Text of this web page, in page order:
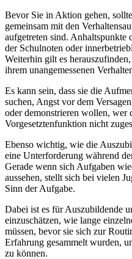
Bevor Sie in Aktion gehen,
gemeinsam mit den
aufgetreten sind.
der Schulnoten oder
Weiterhin gilt es
ihrem unangemessenen
Es kann sein, dass sie die
suchen, Angst vor dem
oder demonstrieren wollen, wer
Vorgesetztenfunktion nicht
Ebenso wichtig, wie die
eine Unterforderung während
Gerade wenn sich Aufgaben
aussehen, stellt sich bei vielen
Sinn der Aufgabe.
Dabei ist es für Auszubildende
einzuschätzen, wie lange
müssen, bevor sie sich zur
Erfahrung gesammelt wurden,
zu können.